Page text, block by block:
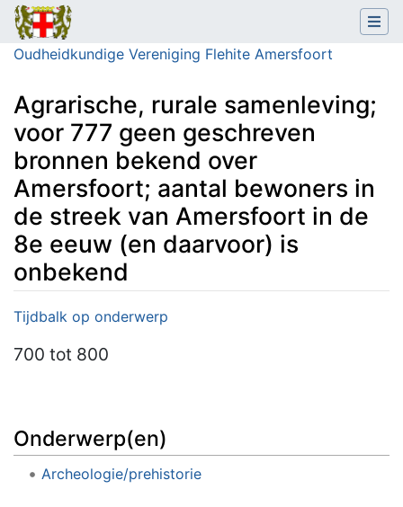
Oudheidkundige Vereniging Flehite Amersfoort
Agrarische, rurale samenleving;
voor 777 geen geschreven
bronnen bekend over
Amersfoort; aantal bewoners in
de streek van Amersfoort in de
8e eeuw (en daarvoor) is
onbekend
Ga naar: navigatie,zoeken
Tijdbalk op onderwerp
700 tot 800
Onderwerp(en)
Archeologie/prehistorie